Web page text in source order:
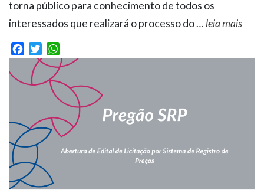
torna público para conhecimento de todos os
interessados que realizará o processo do…leia mais
Facebook
Twitter